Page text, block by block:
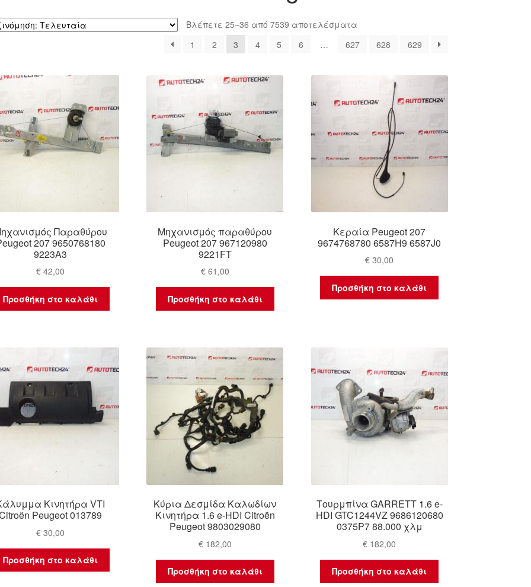
Βλέπετε 25–36 από 7539 αποτελέσματαSorted
latest
1 2 3 4 5 6 … 627 628 629
Παραθύρου
207 9650768180
9223A3
€ 42,00
Προσθήκη στο καλάθι
Μηχανισμός παραθύρου
Peugeot 207 967120980
9221FT
€61,00
Προσθήκη στο καλάθι
Κεραία Peugeot 207
9674768780 6587H9 6587J0
€ 30,00
Προσθήκη στο καλάθι
Κινητήρα VTI
Peugeot 013789
€ 30,00
Προσθήκη στο καλάθι
Κύρια Δεσμίδα Καλωδίων
Κινητήρα 1.6 e-HDI Citroën
Peugeot 9803029080
€182,00
Προσθήκη στο καλάθι
Τουρμπίνα GARRETT 1.6 e-
HDI GTC1244VZ 9686120680
0375P7 88.000 χλμ
€ 182,00
Προσθήκη στο καλάθι